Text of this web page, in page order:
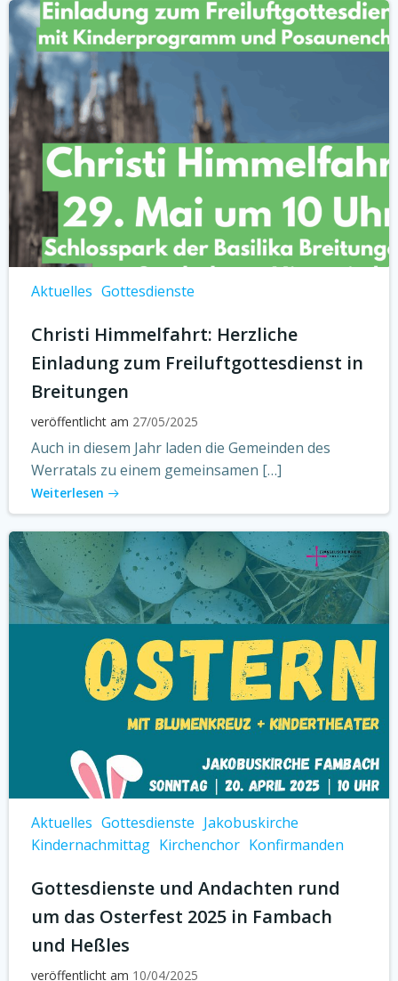
Aktuelles Gottesdienste
Christi Himmelfahrt: Herzliche
Einladung zum Freiluftgottesdienst in
Breitungen
veröffentlicht am 27/05/2025
Auch in diesem Jahr laden die Gemeinden des
Werratals zu einem gemeinsamen […]
Weiterlesen
Aktuelles Gottesdienste Jakobuskirche
Kindernachmittag Kirchenchor Konfirmanden
Gottesdienste und Andachten rund
um das Osterfest 2025 in Fambach
und Heßles
veröffentlicht am 10/04/2025